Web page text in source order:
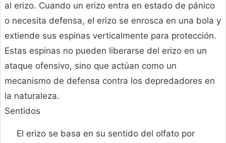
al erizo. Cuando un erizo entra en estado de pánico
o necesita defensa, el erizo se enrosca en una bola y
extiende sus espinas verticalmente para protección.
Estas espinas no pueden liberarse del erizo en un
ataque ofensivo, sino que actúan como un
mecanismo de defensa contra los depredadores en
la naturaleza.
Sentidos
El erizo se basa en su sentido del olfato por